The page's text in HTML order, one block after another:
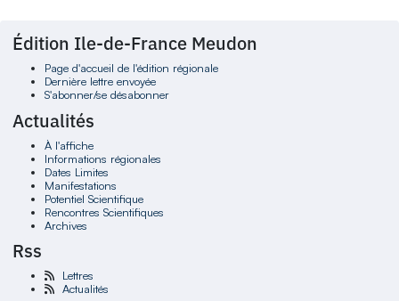
Édition Ile-de-France Meudon
Page d'accueil de l'édition régionale
Dernière lettre envoyée
S'abonner/se désabonner
Actualités
À l'affiche
Informations régionales
Dates Limites
Manifestations
Potentiel Scientifique
Rencontres Scientifiques
Archives
Rss
Lettres
Actualités